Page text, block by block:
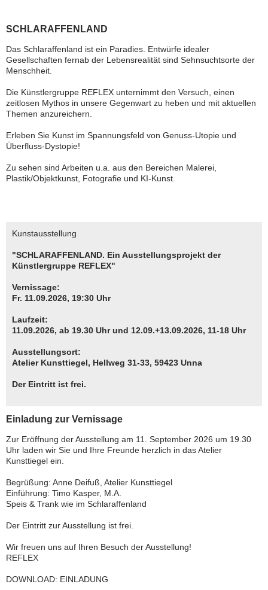
SCHLARAFFENLAND
Das Schlaraffenland ist ein Paradies. Entwürfe idealer
Gesellschaften fernab der Lebensrealität sind Sehnsuchtsorte der
Menschheit.
Die Künstlergruppe REFLEX unternimmt den Versuch, einen
zeitlosen Mythos in unsere Gegenwart zu heben und mit aktuellen
Themen anzureichern.
Erleben Sie Kunst im Spannungsfeld von Genuss-Utopie und
Überfluss-Dystopie!
Zu sehen sind Arbeiten u.a. aus den Bereichen Malerei,
Plastik/Objektkunst, Fotografie und KI-Kunst.
Kunstausstellung
"SCHLARAFFENLAND. Ein Ausstellungsprojekt der
Künstlergruppe REFLEX"
Vernissage:
Fr. 11.09.2026, 19:30 Uhr
Laufzeit:
11.09.2026, ab 19.30 Uhr und 12.09.+13.09.2026, 11-18 Uhr
Ausstellungsort:
Atelier Kunsttiegel, Hellweg 31-33, 59423 Unna
Der Eintritt ist frei.
Einladung zur Vernissage
Zur Eröffnung der Ausstellung am 11. September 2026 um 19.30
Uhr laden wir Sie und Ihre Freunde herzlich in das Atelier
Kunsttiegel ein.
Begrüßung: Anne Deifuß, Atelier Kunsttiegel
Einführung: Timo Kasper, M.A.
Speis & Trank wie im Schlaraffenland
Der Eintritt zur Ausstellung ist frei.
Wir freuen uns auf Ihren Besuch der Ausstellung!
REFLEX
DOWNLOAD: EINLADUNG